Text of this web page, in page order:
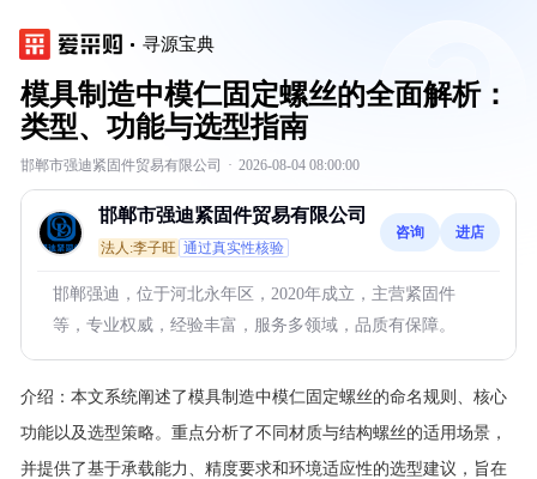
寻源宝典
模具制造中模仁固定螺丝的全面解析：
类型、功能与选型指南
邯郸市强迪紧固件贸易有限公司 · 2026-08-04 08:00:00
邯郸市强迪紧固件贸易有限公司
法人:李子旺 通过真实性核验
咨询 进店
邯郸强迪，位于河北永年区，2020年成立，主营紧固件
等，专业权威，经验丰富，服务多领域，品质有保障。
介绍： 本文系统阐述了模具制造中模仁固定螺丝的命名规则、核心
功能以及选型策略。重点分析了不同材质与结构螺丝的适用场景，
并提供了基于承载能力、精度要求和环境适应性的选型建议，旨在